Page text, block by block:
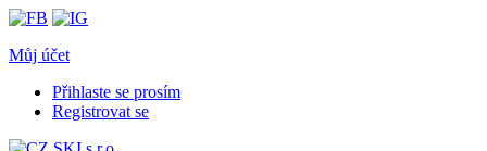
Můj účet
Přihlaste se prosím
Registrovat se